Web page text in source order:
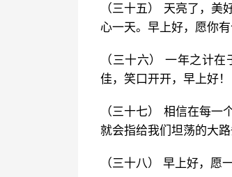
（三十五） 天亮了，
心一天。早上好，愿你有
（三十六） 一年之计
佳，笑口开开，早上好！
（三十七） 相信在每
就会指给我们坦荡的大路
（三十八） 早上好，愿